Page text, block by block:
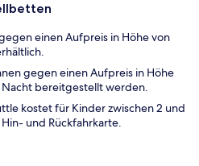
einen Aufpreis in Höhe von
gegen einen Aufpreis in Höhe
Nacht bereitgestellt werden.
kostet für Kinder zwischen 2 und
Hin- und Rückfahrkarte.